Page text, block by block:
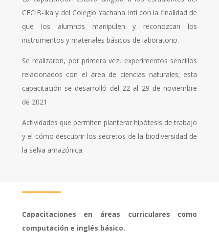
CECIB-Ika y del Colegio Yachana Inti con la finalidad de
que los alumnos manipulen y reconozcan los
instrumentos y materiales básicos de laboratorio.
Se realizaron, por primera vez, experimentos sencillos
relacionados con el área de ciencias naturales; esta
capacitación se desarrolló del 22 al 29 de noviembre
de 2021.
Actividades que permiten planterar hipótesis de trabajo
y el cómo descubrir los secretos de la biodiversidad de
la selva amazónica.
Capacitaciones en áreas curriculares como
computación e inglés básico.